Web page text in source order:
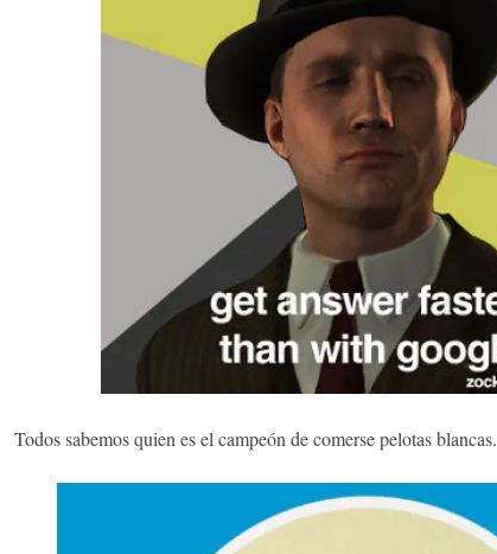
Todos sabemos quien es el campeón de comerse pelotas blancas.